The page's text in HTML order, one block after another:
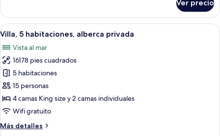
océano
(Pool)
panorámica,
cama
size,
vista
al
océano
(Pool)
Ver precio
Abrir
todas
las
fotos
de
Villa,
5
habitaciones,
alberca
privada
Una piscina infinita tranquila con
5
Villa, 5 habitaciones, alberca privada
Vista al mar
16178 pies cuadrados
5 habitaciones
15 personas
4 camas King size y 2 camas individuales
Wifi gratuito
Más detalles
Más